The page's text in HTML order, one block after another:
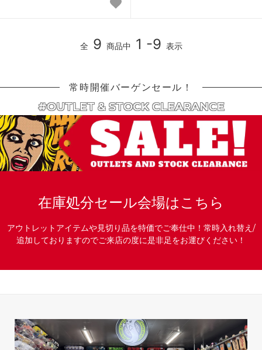
全 9 商品中 1 -9 表示
常時開催バーゲンセール！
#OUTLET & STOCK CLEARANCE
在庫処分セール会場はこちら
アウトレットアイテムや見切り品を特価でご奉仕中！常時入れ替え/
追加しておりますのでご来店の度に是非足をお運びください！